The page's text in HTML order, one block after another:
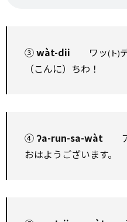
③wàt-dii ワッ(ト)
（こんに）ちわ！
④ ʔa-run-sa-wàt ア
おはようございます。